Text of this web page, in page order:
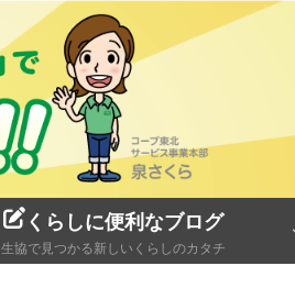
くらしに便利なブログ
生協で見つかる新しいくらしのカタチ